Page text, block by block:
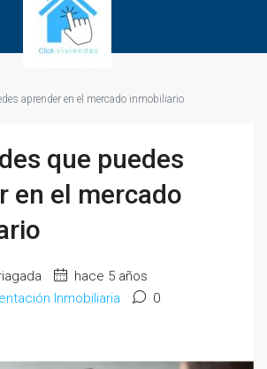
aprender en el mercado inmobiliario
que puedes
en el mercado
hace 5 años
Inmobiliaria 0